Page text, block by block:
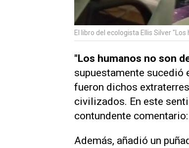
El libro del ecologista Ellis Silver
"Los humanos no son
supuestamente sucedió
fueron dichos
civilizados. En este
contundente comentario:
Además, añadió un